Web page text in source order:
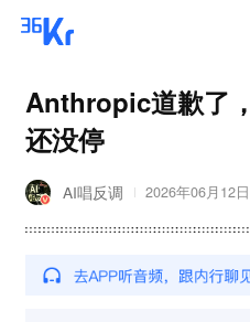
Anthropic道歉了
还没停
AI唱反调 2026年06月12